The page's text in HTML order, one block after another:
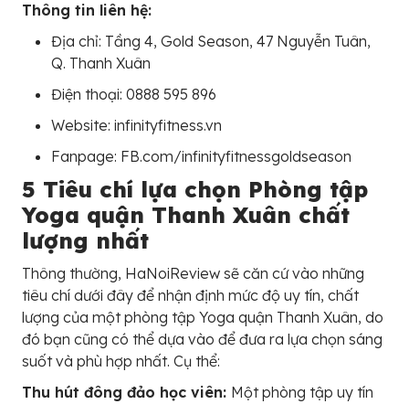
Thông tin liên hệ:
Địa chỉ: Tầng 4, Gold Season, 47 Nguyễn Tuân,
Q. Thanh Xuân
Điện thoại: 0888 595 896
Website: infinityfitness.vn
Fanpage: FB.com/infinityfitnessgoldseason
5 Tiêu chí lựa chọn Phòng tập
Yoga quận Thanh Xuân chất
lượng nhất
Thông thường, HaNoiReview sẽ căn cứ vào những
tiêu chí dưới đây để nhận định mức độ uy tín, chất
lượng của một phòng tập Yoga quận Thanh Xuân, do
đó bạn cũng có thể dựa vào để đưa ra lựa chọn sáng
suốt và phù hợp nhất. Cụ thể:
Thu hút đông đảo học viên: Một phòng tập uy tín